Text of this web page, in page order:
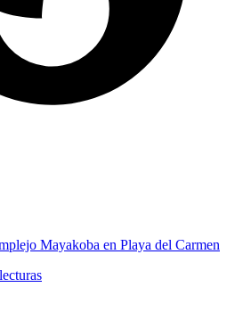
Mayakoba en Playa del Carmen
lecturas